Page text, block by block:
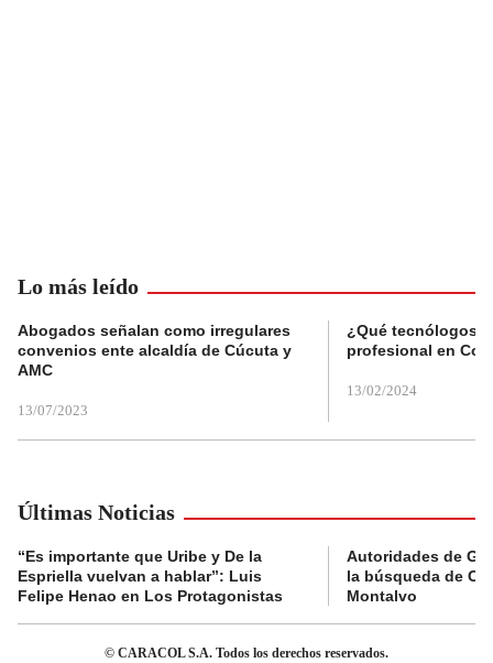
Lo más leído
Abogados señalan como irregulares
convenios ente alcaldía de Cúcuta y
AMC
13/07/2023
¿Qué tecnólogos
profesional en
13/02/2024
Últimas Noticias
“Es importante que Uribe y De la
Espriella vuelvan a hablar”: Luis
Felipe Henao en Los Protagonistas
Autoridades de
la búsqueda de
Montalvo
© CARACOL S.A. Todos los derechos reservados.